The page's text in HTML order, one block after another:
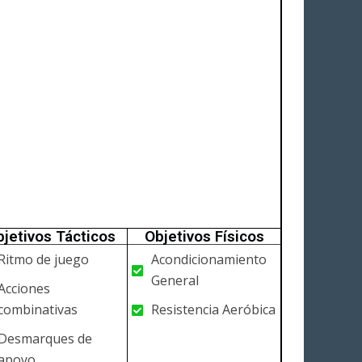
Tácticos
de juego
de
Objetivos Físicos
Acondicionamiento
General
Resistencia Aeróbica